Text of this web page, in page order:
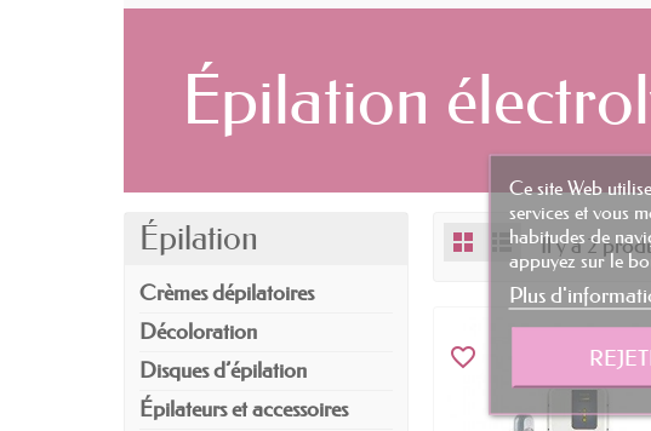
Épilation
Épilation
Crèmes dépilatoires
Décoloration
Disques d’épilation
Épilateurs et accessoires
Il y a 2
favorite_border
Ce site Web
services et vous
habitudes de
appuyez sur le
Plus